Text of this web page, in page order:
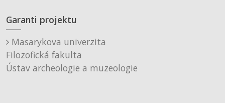
Garanti projektu
Masarykova univerzita
Filozofická fakulta
Ústav archeologie a muzeologie